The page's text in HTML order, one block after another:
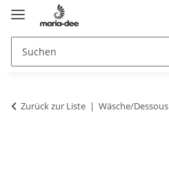
Zurück zur Liste Wäsche/Dessous